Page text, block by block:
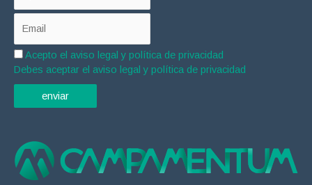
Acepto el aviso legal y política de privacidad
Debes aceptar el aviso legal y política de privacidad